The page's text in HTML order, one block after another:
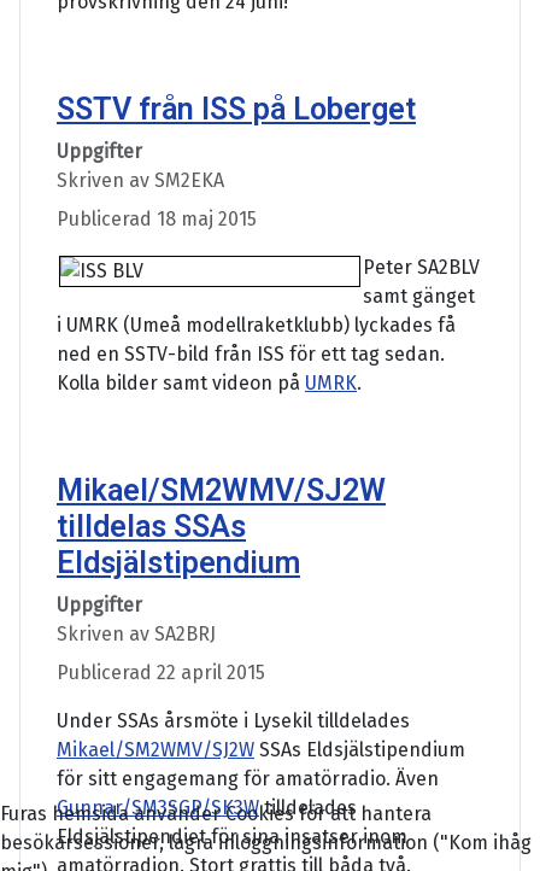
SSTV från ISS på Loberget
Uppgifter
Skriven av SM2EKA
Publicerad 18 maj 2015
Peter SA2BLV
samt gänget
i UMRK (Umeå modellraketklubb) lyckades få
ned en SSTV-bild från ISS för ett tag sedan.
Kolla bilder samt videon på UMRK.
Mikael/SM2WMV/SJ2W
tilldelas SSAs
Eldsjälstipendium
Uppgifter
Skriven av SA2BRJ
Publicerad 22 april 2015
Under SSAs årsmöte i Lysekil tilldelades
Mikael/SM2WMV/SJ2W SSAs Eldsjälstipendium
för sitt engagemang för amatörradio. Även
Gunnar/SM3SGP/SK3Wtilldelades
Eldsjälstipendiet för sina insatser inom
amatörradion. Stort grattis till båda två.
Furas hemsida använder Cookies för att hantera
besökarsessioner, lagra inloggningsinformation ("Kom ihåg